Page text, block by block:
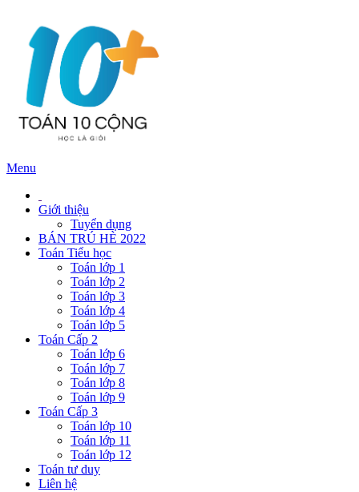
Menu
Giới thiệu
Tuyển dụng
BÁN TRÚ HÈ 2022
Toán Tiểu học
Toán lớp 1
Toán lớp 2
Toán lớp 3
Toán lớp 4
Toán lớp 5
Toán Cấp 2
Toán lớp 6
Toán lớp 7
Toán lớp 8
Toán lớp 9
Toán Cấp 3
Toán lớp 10
Toán lớp 11
Toán lớp 12
Toán tư duy
Liên hệ